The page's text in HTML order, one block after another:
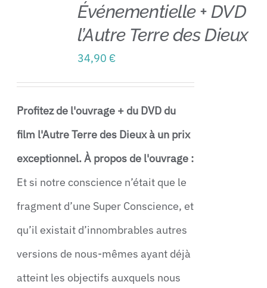
Événementielle + DVD
l’Autre Terre des Dieux
34,90 €
Profitez de l'ouvrage + du DVD du
film l'Autre Terre des Dieux à un prix
exceptionnel.À propos de l'ouvrage :
Et si notre conscience n’était que le
fragment d’une Super Conscience, et
qu’il existait d’innombrables autres
versions de nous-mêmes ayant déjà
atteint les objectifs auxquels nous